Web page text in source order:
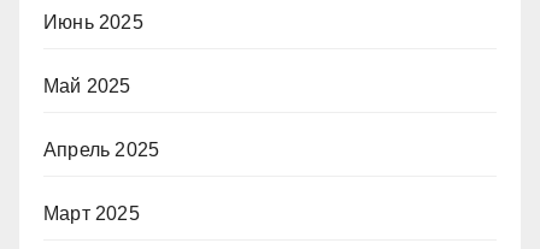
Июнь 2025
Май 2025
Апрель 2025
Март 2025